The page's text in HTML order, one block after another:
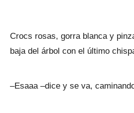
Crocs rosas, gorra blanca y
baja del árbol con el último
–Esaaa –dice y se va,